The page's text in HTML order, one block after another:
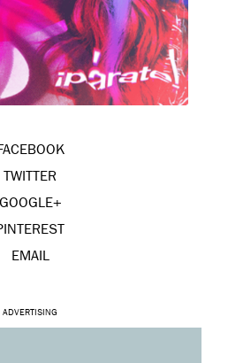
TWITTER
GOOGLE+
EMAIL
ADVERTISING